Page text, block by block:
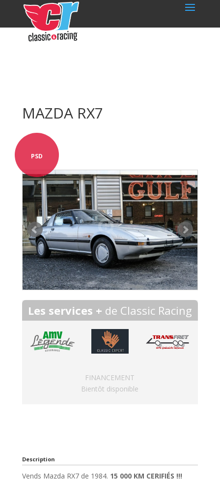
MAZDA RX7
PSD
Les services + de Classic Racing
FINANCEMENT
Bientôt disponible
Description
Vends Mazda RX7 de 1984. 15 000 KM CERIFIÉS !!!